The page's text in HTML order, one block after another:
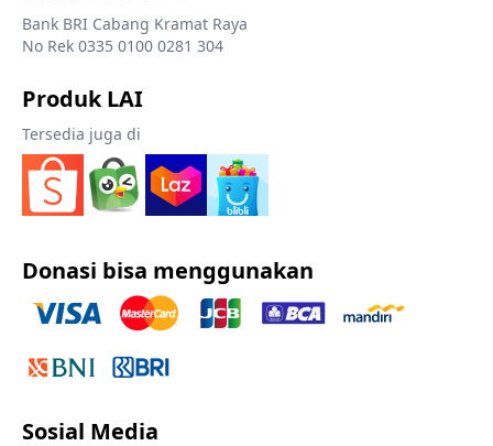
Bank BRI Cabang Kramat Raya
No Rek 0335 0100 0281 304
Produk LAI
Tersedia juga di
Donasi bisa menggunakan
Sosial Media